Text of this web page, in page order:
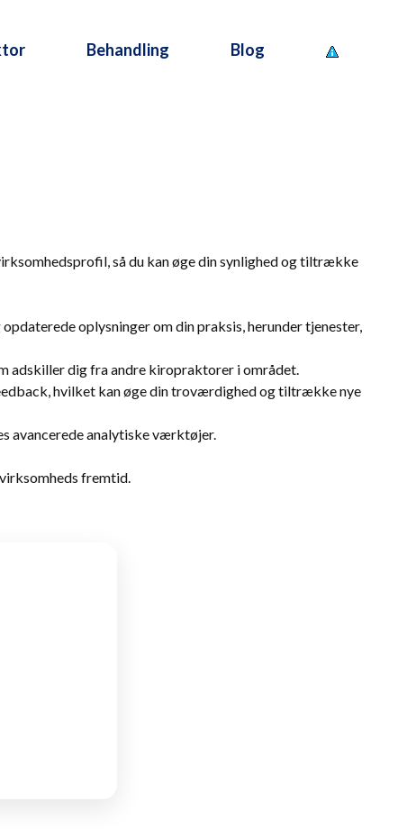
Behandling Blog
så du kan øge din synlighed og tiltrække
oplysninger om din praksis, herunder tjenester,
adskiller dig fra andre kiropraktorer i området.
hvilket kan øge din troværdighed og tiltrække nye
avancerede analytiske værktøjer.
fremtid.